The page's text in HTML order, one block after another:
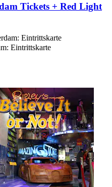
Tickets + Red Light
Eintrittskarte
Eintrittskarte